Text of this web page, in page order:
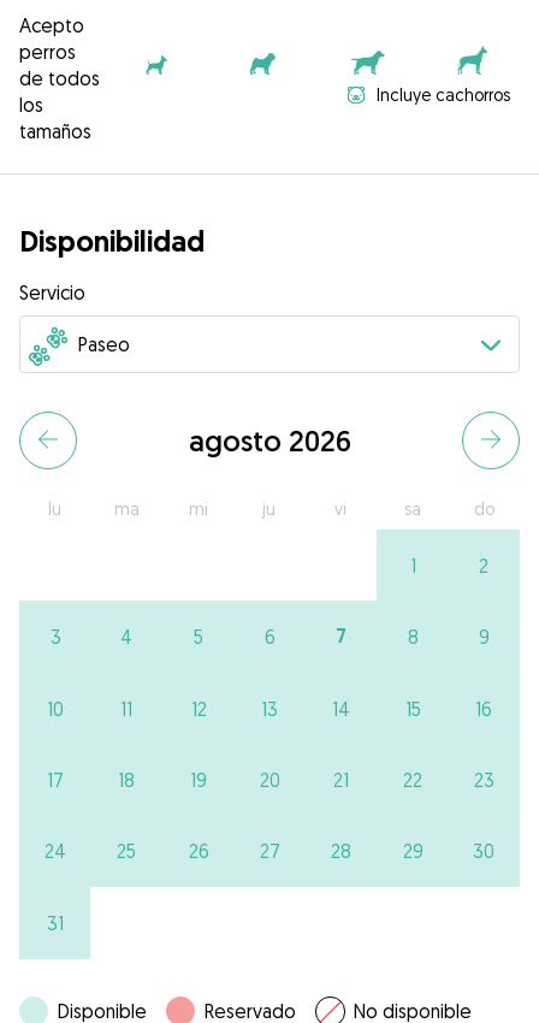
Acepto
perros
de todos
los
tamaños
Incluye cachorros
Disponibilidad
Servicio
agosto 2026
lu ma mi ju vi sa do
1 2
3 4 5 6 7 8 9
10 11 12 13 14 15 16
17 18 19 20 21 22 23
24 25 26 27 28 29 30
31
Disponible Reservado No disponible